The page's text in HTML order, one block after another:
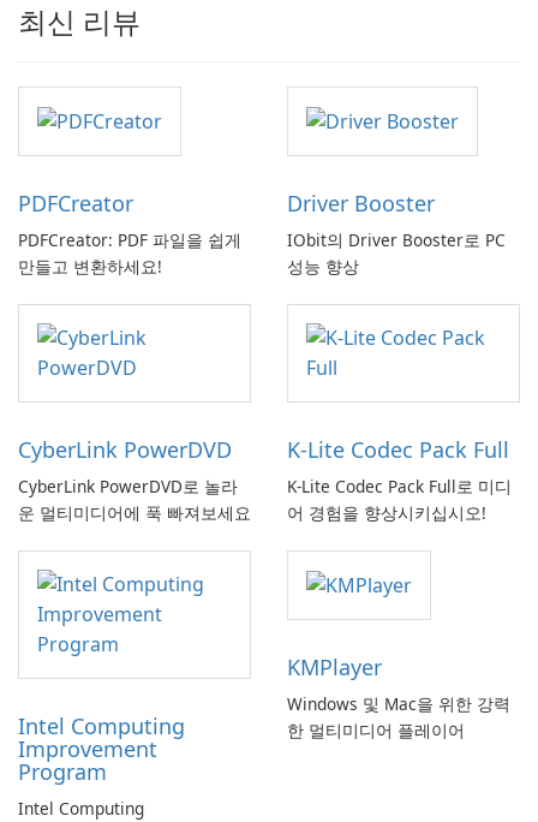
최신 리뷰
PDFCreator
PDFCreator: PDF 파일을 쉽게
만들고 변환하세요!
Driver Booster
IObit의 Driver Booster로 PC
성능 향상
CyberLink PowerDVD
CyberLink PowerDVD로 놀라
운 멀티미디어에 푹 빠져보세요
K-Lite Codec Pack Full
K-Lite Codec Pack Full로 미디
어 경험을 향상시키십시오!
Intel Computing
Improvement
Program
Intel Computing
KMPlayer
Windows 및 Mac을 위한 강력
한 멀티미디어 플레이어